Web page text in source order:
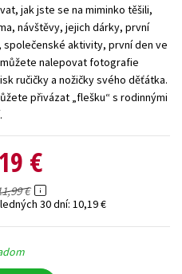
tituly
jak jste se na miminko těšili,
návštěvy, jejich dárky, první
aktivity, první den ve
nalepovat fotografie
ručičky a nožičky svého děťátka.
přivázat „flešku“ s rodinnými
€
€
30 dní: 10,19 €